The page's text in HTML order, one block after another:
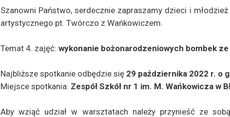
Szanowni Państwo, serdecznie zapraszamy dzieci i
artystycznego pt. Twórczo z Wańkowiczem.
Temat 4. zajęć: wykonanie bożonarodzeniowych bombek
Najbliższe spotkanie odbędzie się 29 października 2022 r. o
Miejsce spotkania: Zespół Szkół nr 1 im. M. Wańkowicza w
Aby wziąć udział w warsztatach należy przynieść ze